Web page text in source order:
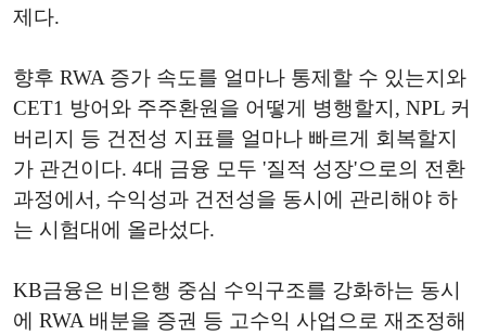
제다.
향후 RWA 증가 속도를 얼마나 통제할 수 있는지와
CET1 방어와 주주환원을 어떻게 병행할지, NPL 커
버리지 등 건전성 지표를 얼마나 빠르게 회복할지
가 관건이다. 4대 금융 모두 '질적 성장'으로의 전환
과정에서, 수익성과 건전성을 동시에 관리해야 하
는 시험대에 올라섰다.
KB금융은 비은행 중심 수익구조를 강화하는 동시
에 RWA 배분을 증권 등 고수익 사업으로 재조정해